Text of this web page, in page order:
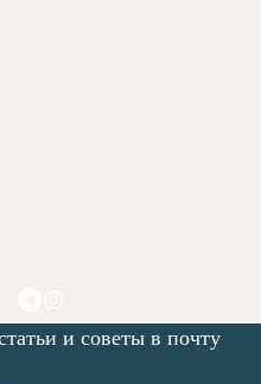
и советы в почту